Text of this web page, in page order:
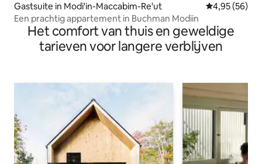
Gastsuite in Modi'in-Maccabim-Re'ut Gemiddelde
4,95 (56)
Een prachtig appartement in Buchman Modiin
Het comfort van thuis en geweldige
tarieven voor langere verblijven